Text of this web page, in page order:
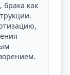
как